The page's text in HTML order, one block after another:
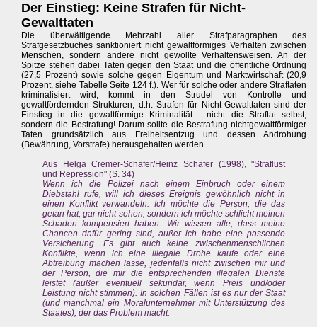
Der Einstieg: Keine Strafen für Nicht-
Gewalttaten
Die überwältigende Mehrzahl aller Strafparagraphen des
Strafgesetzbuches sanktioniert nicht gewaltförmiges Verhalten zwischen
Menschen, sondern andere nicht gewollte Verhaltensweisen. An der
Spitze stehen dabei Taten gegen den Staat und die öffentliche Ordnung
(27,5 Prozent) sowie solche gegen Eigentum und Marktwirtschaft (20,9
Prozent, siehe Tabelle Seite 124 f.). Wer für solche oder andere Straftaten
kriminalisiert wird, kommt in den Strudel von Kontrolle und
gewaltfördernden Strukturen, d.h. Strafen für Nicht-Gewalttaten sind der
Einstieg in die gewaltförmige Kriminalität - nicht die Straftat selbst,
sondern die Bestrafung! Darum sollte die Bestrafung nichtgewaltförmiger
Taten grundsätzlich aus Freiheitsentzug und dessen Androhung
(Bewährung, Vorstrafe) herausgehalten werden.
Aus Helga Cremer-Schäfer/Heinz Schäfer (1998), "Straflust
und Repression" (S. 34)
Wenn ich die Polizei nach einem Einbruch oder einem
Diebstahl rufe, will ich dieses Ereignis gewöhnlich nicht in
einen Konflikt verwandeln. Ich möchte die Person, die das
getan hat, gar nicht sehen, sondern ich möchte schlicht meinen
Schaden kompensiert haben. Wir wissen alle, dass meine
Chancen dafür gering sind, außer ich habe eine passende
Versicherung. Es gibt auch keine zwischenmenschlichen
Konflikte, wenn ich eine illegale Drohe kaufe oder eine
Abtreibung machen lasse, jedenfalls nicht zwischen mir und
der Person, die mir die entsprechenden illegalen Dienste
leistet (außer eventuell sekundär, wenn Preis und/oder
Leistung nicht stimmen). In solchen Fällen ist es nur der Staat
(und manchmal ein Moralunternehmer mit Unterstützung des
Staates), der das Problem macht.